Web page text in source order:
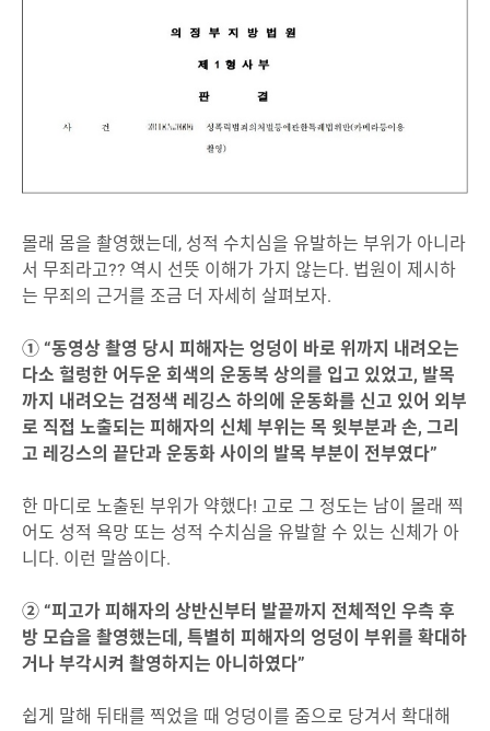
몰래 몸을 촬영했는데, 성적 수치심을 유발하는 부위가 아니라
서 무죄라고?? 역시 선뜻 이해가 가지 않는다. 법원이 제시하
는 무죄의 근거를 조금 더 자세히 살펴보자.
① “동영상 촬영 당시 피해자는 엉덩이 바로 위까지 내려오는
다소 헐렁한 어두운 회색의 운동복 상의를 입고 있었고, 발목
까지 내려오는 검정색 레깅스 하의에 운동화를 신고 있어 외부
로 직접 노출되는 피해자의 신체 부위는 목 윗부분과 손, 그리
고 레깅스의 끝단과 운동화 사이의 발목 부분이 전부였다”
한 마디로 노출된 부위가 약했다! 고로 그 정도는 남이 몰래 찍
어도 성적 욕망 또는 성적 수치심을 유발할 수 있는 신체가 아
니다. 이런 말씀이다.
② “피고가 피해자의 상반신부터 발끝까지 전체적인 우측 후
방 모습을 촬영했는데, 특별히 피해자의 엉덩이 부위를 확대하
거나 부각시켜 촬영하지는 아니하였다”
쉽게 말해 뒤태를 찍었을 때 엉덩이를 줌으로 당겨서 확대해